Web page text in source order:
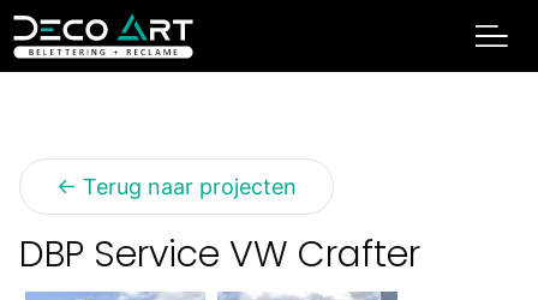
← Terug naar projecten
DBP Service VW Crafter